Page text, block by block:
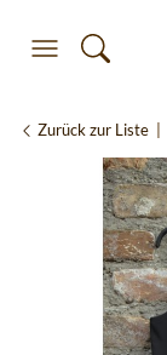
Zurück zur Liste